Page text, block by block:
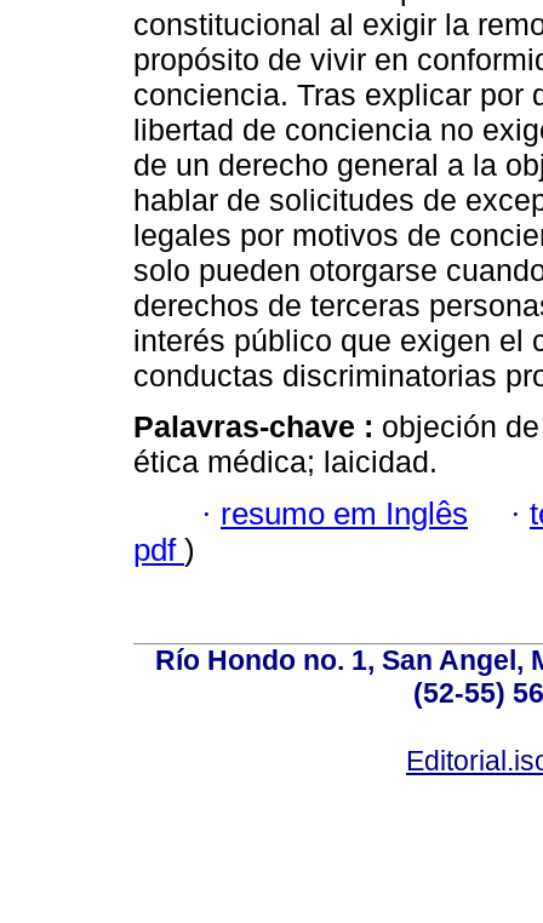
constitucional al exigir la
propósito de vivir en
conciencia. Tras explicar por
libertad de conciencia no
de un derecho general a la
hablar de solicitudes de
legales por motivos de
solo pueden otorgarse
derechos de terceras
interés público que exigen el
conductas discriminatorias
Palavras-chave : objeción
ética médica; laicidad.
· resumo em Inglês ·
pdf )
Río Hondo no. 1, San Angel,
(52-55)